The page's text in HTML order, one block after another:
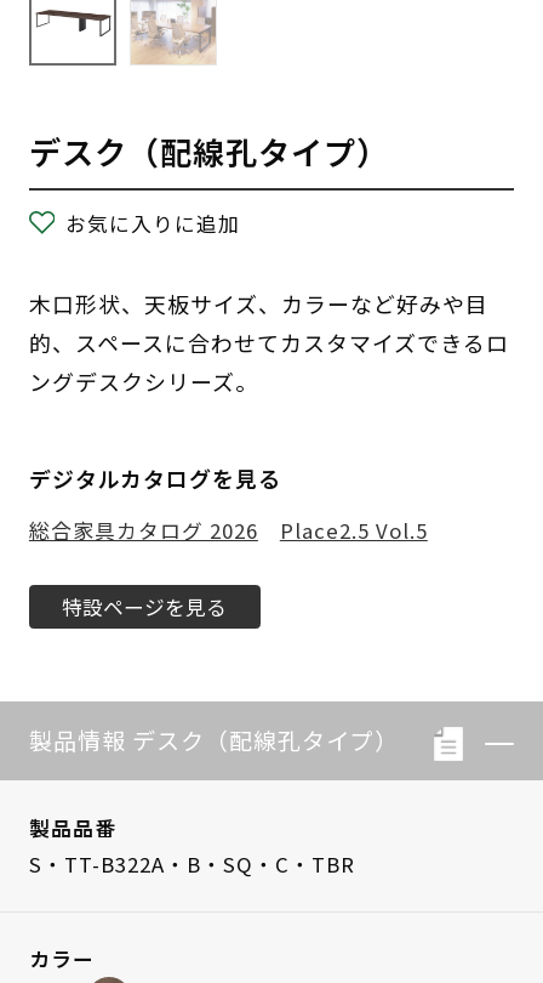
デスク（配線孔タイプ）
お気に入りに追加
木口形状、天板サイズ、カラーなど好みや目
的、スペースに合わせてカスタマイズできるロ
ングデスクシリーズ。
デジタルカタログを見る
総合家具カタログ 2026 Place2.5 Vol.5
特設ページを見る
製品情報 デスク（配線孔タイプ）
製品品番
S・TT-B322A・B・SQ・C・TBR
カラー